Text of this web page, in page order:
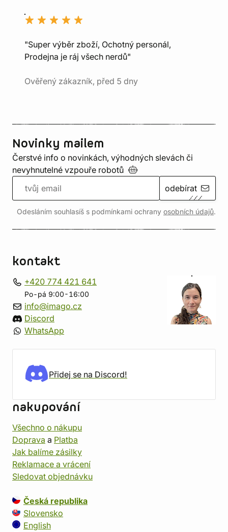
"Super výběr zboží, Ochotný personál,
Prodejna je ráj všech nerdů"
Ověřený zákazník, před 5 dny
Novinky mailem
Čerstvé info o novinkách, výhodných slevách či
nevyhnutelné vzpouře robotů
odebírat
Odesláním souhlasíš s podmínkami ochrany osobních údajů.
kontakt
+420 774 421 641
Po-pá 9:00-16:00
info@imago.cz
Discord
WhatsApp
Přidej se na Discord!
nakupování
Všechno o nákupu
Doprava a Platba
Jak balíme zásilky
Reklamace a vrácení
Sledovat objednávku
Česká republika
Slovensko
English